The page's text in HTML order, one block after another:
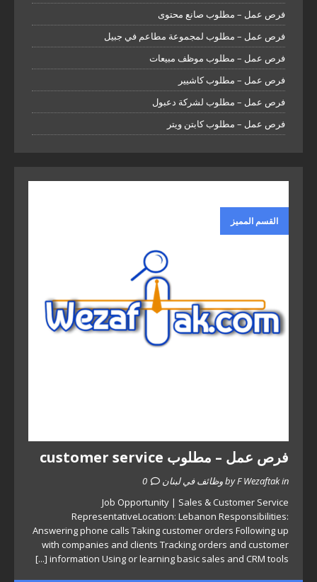
فرص عمل – مطلوب صانع محتوى
فرص عمل – مطلوب لمجموعة مطاعم في جبيل
فرص عمل – مطلوب موظف مبيعات
فرص عمل – مطلوب كاشيير
فرص عمل – مطلوب لشركة دعبول
فرص عمل – مطلوب كابتن ويتر
القسم المميز
فرص عمل – مطلوب customer service
by F Wezaftak in وظائف في لبنان
0
Job Opportunity | Sales & Customer Service
RepresentativeLocation: Lebanon Responsibilities:
Answering phone calls Taking customer orders Following up
with companies and clients Tracking orders and customer
information Using or learning basic sales and CRM tools
[...]